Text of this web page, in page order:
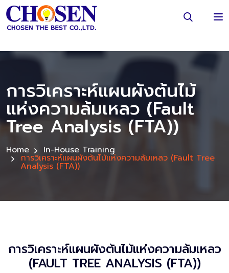
การวิเคราะห์แผนผังต้นไม้
แห่งความล้มเหลว (Fault
Tree Analysis (FTA))
Home In-House Training
การวิเคราะห์แผนผังต้นไม้แห่งความล้มเหลว (Fault Tree
Analysis (FTA))
การวิเคราะห์แผนผังต้นไม้แห่งความล้มเหลว
(FAULT TREE ANALYSIS (FTA))